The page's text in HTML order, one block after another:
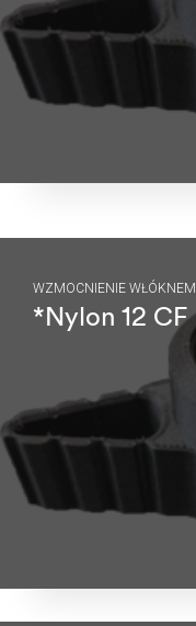
WZMOCNIENIE
*Nylon 12 CF